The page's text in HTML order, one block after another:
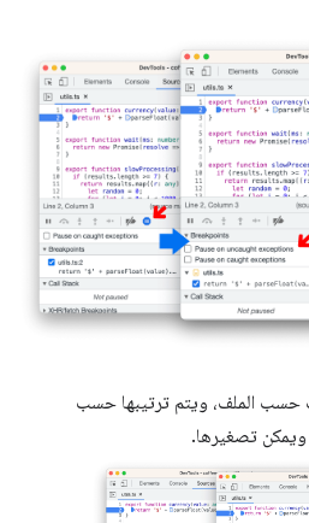
حسب الملف، ويتم ترتيبها حسب
ويمكن تصغيرها.